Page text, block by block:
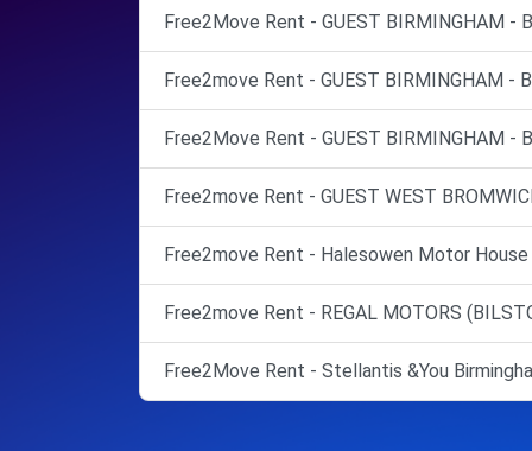
Free2Move Rent - GUEST BIRMINGHAM -
Free2move Rent - GUEST BIRMINGHAM -
Free2Move Rent - GUEST BIRMINGHAM -
Free2move Rent - GUEST WEST
Free2move Rent - Halesowen Motor
Free2move Rent - REGAL MOTORS
Free2Move Rent - Stellantis &You